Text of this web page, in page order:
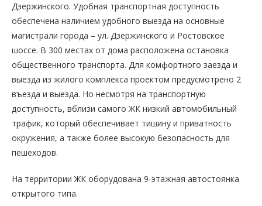
Дзержинского. Удобная транспортная доступность
обеспечена наличием удобного выезда на основные
магистрали города – ул. Дзержинского и Ростовское
шоссе. В 300 местах от дома расположена остановка
общественного транспорта. Для комфортного заезда и
выезда из жилого комплекса проектом предусмотрено 2
въезда и выезда. Но несмотря на транспортную
доступность, вблизи самого ЖК низкий автомобильный
трафик, который обеспечивает тишину и приватность
окружения, а также более высокую безопасность для
пешеходов.
На территории ЖК оборудована 9-этажная автостоянка
открытого типа.